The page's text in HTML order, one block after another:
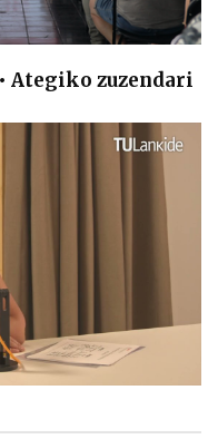
Ategiko zuzendari